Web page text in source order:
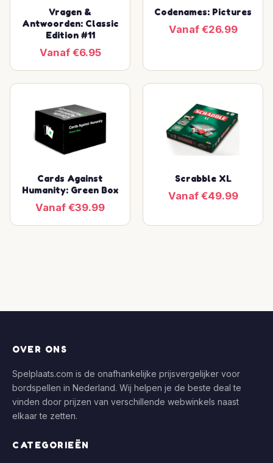
Vragen &
Antwoorden: Classic
Edition #11
Vanaf €6.95
Codenames: Pictures
Vanaf €26.99
Cards Against
Humanity: Green Box
Vanaf €39.99
Scrabble XL
Vanaf €49.99
OVER ONS
Spelplaats.com is de onafhankelijke prijsvergelijker voor
bordspellen in Nederland. Wij helpen je de beste deal te
vinden door prijzen van verschillende webwinkels naast
elkaar te zetten.
CATEGORIEËN